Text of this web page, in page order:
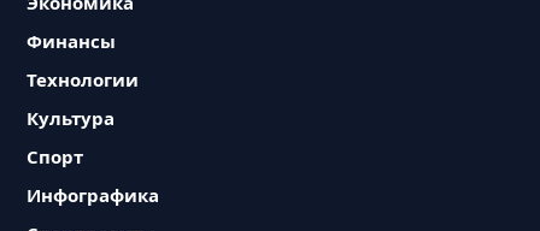
Финансы
Технологии
Культура
Спорт
Инфографика